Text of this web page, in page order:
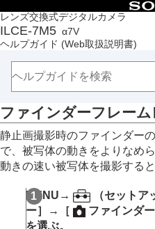
レンズ交換式デジタルカメラ
ILCE-7M5 α7V
ヘルプガイド (Web取扱説明書)
目次
トップページ
ヘルプガイドの使いかた
本体と付属品を確認する
本機の基本操作
準備/基本的な撮影
MENU一覧から機能を探す
撮影機能を活用する
カメラをカスタマイズする
カメラの設定を変更する
メモリーカードの設定
ファインダーフレーム
静止画撮影時のファインダー
で、被写体の動きをよりなめ
動きの速い被写体を撮影する
MENU → （セットア
ー］
→ ［ ファインダ
を選ぶ。